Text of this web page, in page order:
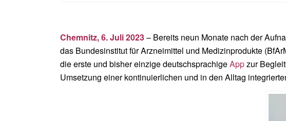
Chemnitz, 6.Juli 2023– Bereits neun Monate nach der
das Bundesinstitut für Arzneimittel und Medizinprodukte
die erste und bisher einzige deutschsprachigeAppzur
Umsetzung einer kontinuierlichen und in den Alltag